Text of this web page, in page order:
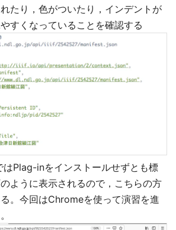
たり，色がついたり，インデントが
すくなっていることを確認する
Plag-inをインストールせずとも標
ように表示されるので，こちらの方
。今回はChromeを使って演習を進